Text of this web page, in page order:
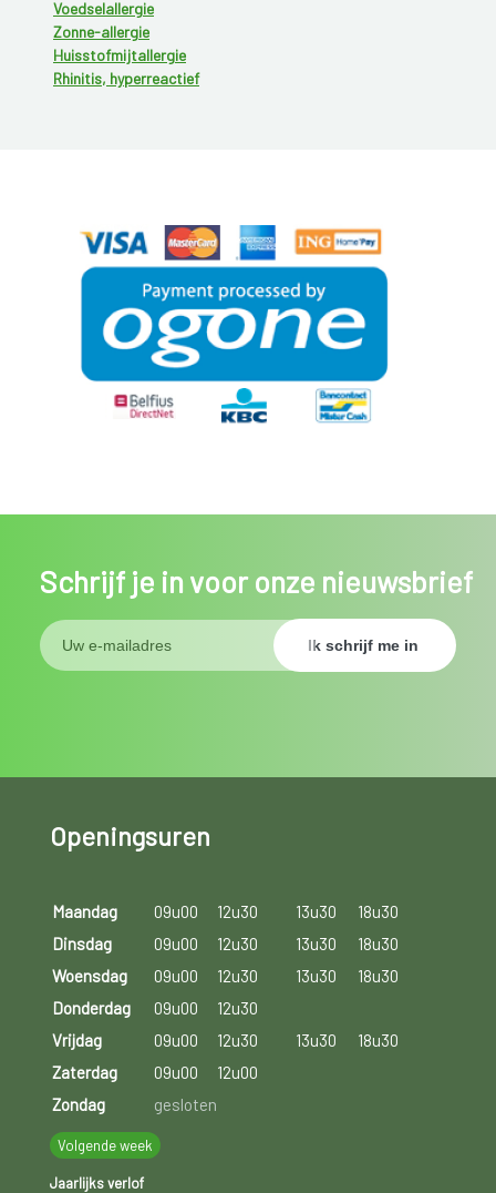
Voedselallergie
Zonne-allergie
Huisstofmijtallergie
Rhinitis, hyperreactief
Schrijf je in voor onze nieuwsbrief
Openingsuren
Maandag 09u00 12u30 13u30
18u30
Dinsdag
09u00 12u30 13u30
18u30
Woensdag
09u00 12u30 13u30
18u30
Donderdag
09u00
12u30
Vrijdag
09u00 12u30 13u30
18u30
Zaterdag
09u00
12u00
Zondag
gesloten
Volgende week
Jaarlijks verlof